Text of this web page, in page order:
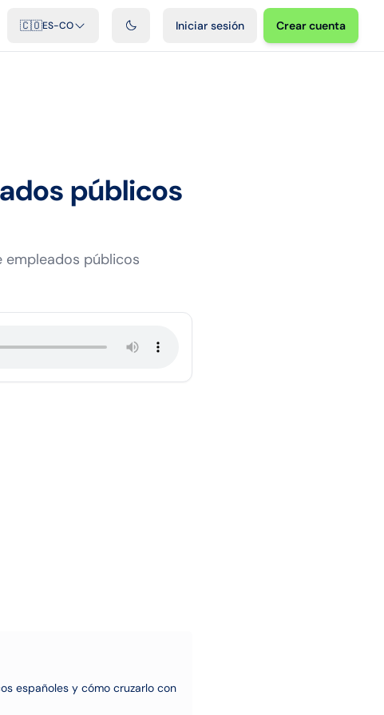
IntegracionesFAQ
🇨🇴ES-CO Iniciar sesión Crear cuenta
públicos
empleados públicos
españoles y cómo cruzarlo con